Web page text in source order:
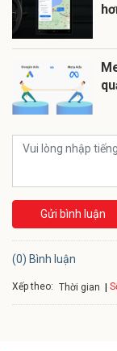
Gửi bình luận
(0) Bình luận
Xếp theo: Thời gian